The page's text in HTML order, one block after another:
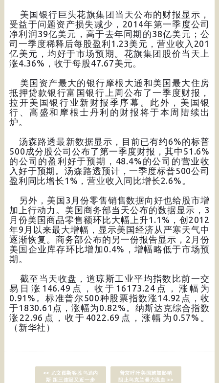
美国银行巨头花旗集团当天公布的财报显示，
受益于问题资产损失减少，2014年第一季度公司
净利润39亿美元，高于去年同期的38亿美元；公
司一季度稀释后每股盈利1.23美元，营业收入201
亿美元，均好于市场预期。花旗集团股价当天上
涨4.36%，收于每股47.67美元。
美国资产最大的银行摩根大通和美国最大住房
抵押贷款银行富国银行上周公布了一季度财报，
拉开美国银行业新财报季序幕。此外，美国银
行、高盛和摩根士丹利的财报将于本周陆续出
炉。
汤森路透最新数据显示，目前已有约6%的标普
500成分股公司公布了第一季度财报，其中51.6%
的公司的盈利好于预期，48.4%的公司的营业收
入好于预期。汤森路透预计，一季度标普500公司
盈利同比增长1%，营业收入同比增长2.6%。
另外，美国3月份零售销售数据向好也给股市增
加上行动力。美国商务部当天公布的数据显示，3
月份美国商品零售额环比大幅上升1.1%，创2012
年9月以来最大增幅，显示美国经济从严寒天气中
逐渐恢复。商务部公布的另一份报告显示，2月份
美国企业库存环比增加0.4%，增幅略低于市场预
期。
截至当天收盘，道琼斯工业平均指数比前一交
易日涨146.49点，收于16173.24点，涨幅为
0.91%。标准普尔500种股票指数涨14.92点，收
于1830.61点，涨幅为0.82%。纳斯达克综合指数
涨22.96点，收于4022.69点，涨幅为0.57%。
（新华社）
<< 尤文图斯客胜乌迪内
斯 距三连冠又近一步
普京呼吁美国施加影响
阻止乌克兰暴力流血 >>